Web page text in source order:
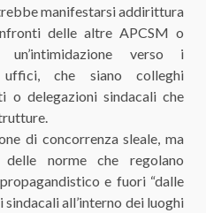
manifestarsi addirittura
delle altre APCSM o
verso i
che siano colleghi
o delegazioni sindacali che
di concorrenza sleale, ma
norme che regolano
e fuori “dalle
all’interno dei luoghi